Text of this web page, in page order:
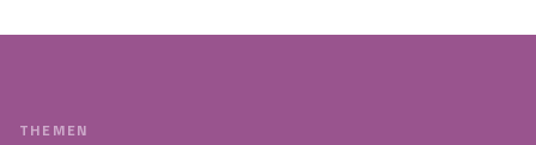
THEMEN